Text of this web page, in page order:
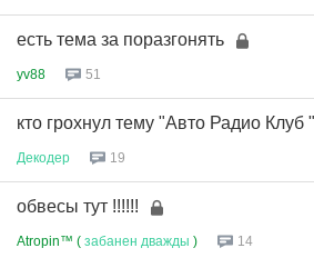
есть тема за поразгонять
yv88 51
кто грохнул тему "Авто Радио Клуб "
Декодер 19
обвесы тут !!!!!!
Atropin™ ( забанен дважды ) 14